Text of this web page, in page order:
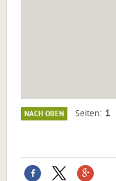
NACH OBEN Seiten 1